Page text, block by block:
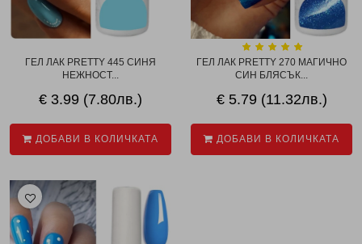
ГЕЛ ЛАК PRETTY 445 СИНЯ
НЕЖНОСТ...
€ 3.99 (7.80лв.)
ДОБАВИ В КОЛИЧКАТА
ГЕЛ ЛАК PRETTY 270 МАГИЧНО
СИН БЛЯСЪК...
€ 5.79 (11.32лв.)
ДОБАВИ В КОЛИЧКАТА